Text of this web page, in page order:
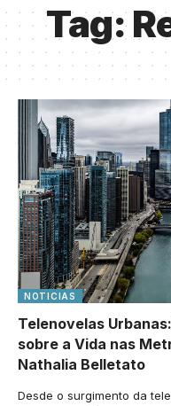
Tag:
NOTICIAS
Telenovelas
sobre a Vida nas
Nathalia Belletato
Desde o surgimento da